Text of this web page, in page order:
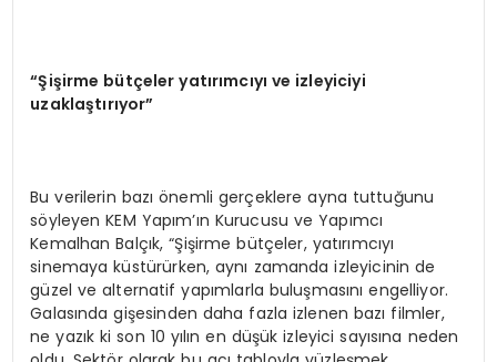
“Şişirme bütçeler yatırımcıyı ve izleyiciyi
uzaklaştırıyor”
Bu verilerin bazı önemli gerçeklere ayna tuttuğunu
söyleyen KEM Yapım’ın Kurucusu ve Yapımcı
Kemalhan Balçık, “Şişirme bütçeler, yatırımcıyı
sinemaya küstürürken, aynı zamanda izleyicinin de
güzel ve alternatif yapımlarla buluşmasını engelliyor.
Galasında gişesinden daha fazla izlenen bazı filmler,
ne yazık ki son 10 yılın en düşük izleyici sayısına neden